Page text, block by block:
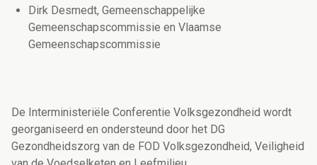
Dirk Desmedt, Gemeenschappelijke
Gemeenschapscommissie en Vlaamse
Gemeenschapscommissie
De Interministeriële Conferentie Volksgezondheid wordt
georganiseerd en ondersteund door het DG
Gezondheidszorg van de FOD Volksgezondheid, Veiligheid